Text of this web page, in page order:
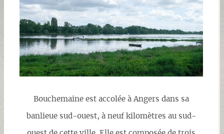
Bouchemaine est accolée à Angers dans sa
banlieue sud-ouest, à neuf kilomètres au sud-